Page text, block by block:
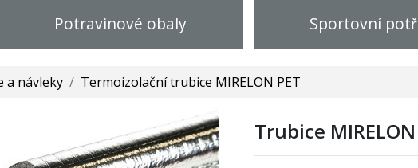
Potravinové obaly Sportovní
a návleky / Termoizolační trubice MIRELON PET
Trubice